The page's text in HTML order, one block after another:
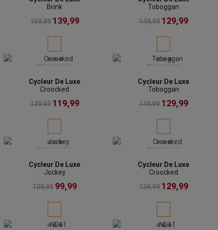
Brink
159,99 139,99
Toboggan
149,99 129,99
Cycleur De Luxe
Croocked
139,99 119,99
Cycleur De Luxe
Toboggan
149,99 129,99
Cycleur De Luxe
Jockey
109,99 99,99
Cycleur De Luxe
Croocked
139,99 129,99